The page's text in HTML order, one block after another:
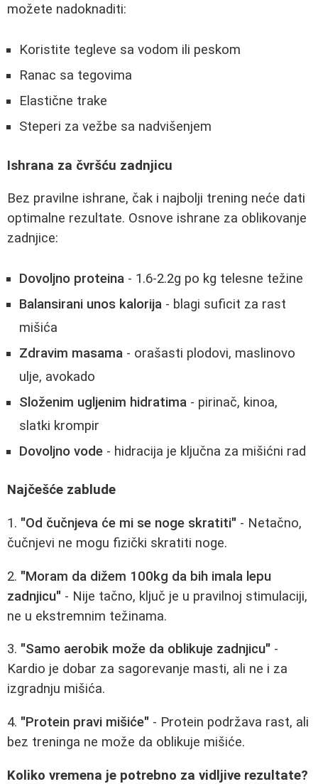
možete nadoknaditi:
Koristite tegleve sa vodom ili peskom
Ranac sa tegovima
Elastične trake
Steperi za vežbe sa nadvišenjem
Ishrana za čvršću zadnjicu
Bez pravilne ishrane, čak i najbolji trening neće dati
optimalne rezultate. Osnove ishrane za oblikovanje
zadnjice:
Dovoljno proteina - 1.6-2.2g po kg telesne težine
Balansirani unos kalorija - blagi suficit za rast
mišića
Zdravim masama - orašasti plodovi, maslinovo
ulje, avokado
Složenim ugljenim hidratima - pirinač, kinoa,
slatki krompir
Dovoljno vode - hidracija je ključna za mišićni rad
Najčešće zablude
1. "Od čučnjeva će mi se noge skratiti" - Netačno,
čučnjevi ne mogu fizički skratiti noge.
2. "Moram da dižem 100kg da bih imala lepu
zadnjicu" - Nije tačno, ključ je u pravilnoj stimulaciji,
ne u ekstremnim težinama.
3. "Samo aerobik može da oblikuje zadnjicu" -
Kardio je dobar za sagorevanje masti, ali ne i za
izgradnju mišića.
4. "Protein pravi mišiće" - Protein podržava rast, ali
bez treninga ne može da oblikuje mišiće.
Koliko vremena je potrebno za vidljive rezultate?